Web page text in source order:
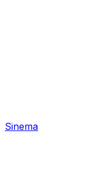
Sinema